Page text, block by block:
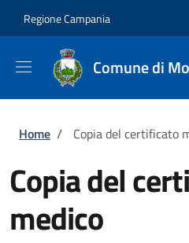
Regione Campania
Comune di
Briciole di pane
Home / Copia del certificato
Copia del
medico